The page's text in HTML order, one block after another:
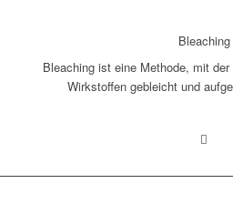
Bleaching
Bleaching ist eine Methode, mit
Wirkstoffen gebleicht und